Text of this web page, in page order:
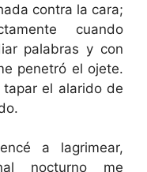
contra la cara;
cuando
palabras y con
penetró el ojete.
el alarido de
a lagrimear,
nocturno me